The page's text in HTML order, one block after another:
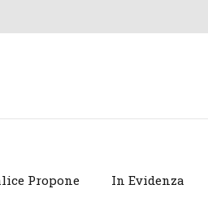
Propone In Evidenza